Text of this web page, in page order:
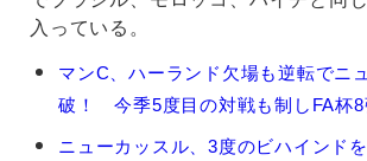
入っている。
ハ
ィ
マンC、ハーランド欠場も逆転でニ
破！ 今季5度目の対戦も制しFA杯8
ニューカッスル、3度のビハインド